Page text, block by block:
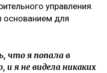
управления.
основанием для
что я попала в
я не видела никаких